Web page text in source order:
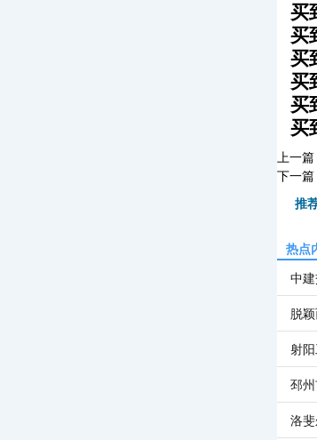
买
买
买
买
买
买
上一篇
下一篇
推
热点
中
脱
射
邳
洛